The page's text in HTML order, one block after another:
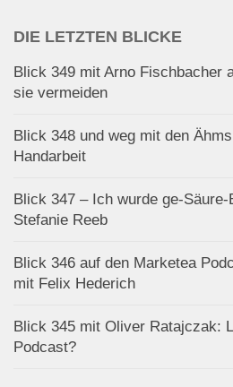
DIE LETZTEN BLICKE
Blick 349 mit Arno Fischbacher
sie vermeiden
Blick 348 und weg mit den
Handarbeit
Blick 347 – Ich wurde ge-
Stefanie Reeb
Blick 346 auf den Marketea
mit Felix Hederich
Blick 345 mit Oliver Ratajczak:
Podcast?